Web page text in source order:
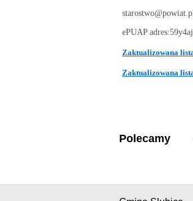
ePUAP
Zaktualizowana
Zaktualizowana
Polecamy